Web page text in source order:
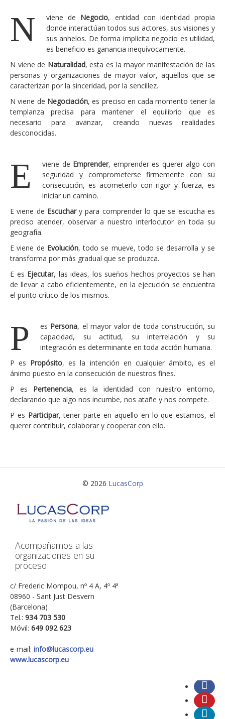
N viene de Negocio, entidad con identidad propia
donde interactúan todos sus actores, sus visiones y
sus anhelos. De forma implícita negocio es utilidad,
es beneficio es ganancia inequívocamente.
N viene de Naturalidad, esta es la mayor manifestación de las
personas y organizaciones de mayor valor, aquellos que se
caracterizan por la sinceridad, por la sencillez.
N viene de Negociación, es preciso en cada momento tener la
templanza precisa para mantener el equilibrio que es
necesario para avanzar, creando nuevas realidades
desconocidas.
E viene de Emprender, emprender es querer algo con
seguridad y comprometerse firmemente con su
consecución, es acometerlo con rigor y fuerza, es
iniciar un camino.
E viene de Escuchary para comprender lo que se escucha es
preciso atender, observar a nuestro interlocutor en toda su
geografía.
E viene de Evolución, todo se mueve, todo se desarrolla y se
transforma por más gradual que se produzca.
E es Ejecutar, las ideas, los sueños hechos proyectos se han
de llevar a cabo eficientemente, en la ejecución se encuentra
el punto crítico de los mismos.
P es Persona, el mayor valor de toda construcción, su
capacidad, su actitud, su interrelación y su
integración es determinante en toda acción humana.
P es Propósito, es la intención en cualquier ámbito, es el
ánimo puesto en la consecución de nuestros fines.
P es Pertenencia, es la identidad con nuestro entorno,
declarando que algo nos incumbe, nos atañe y nos compete.
P es Participar, tener parte en aquello en lo que estamos, el
querer contribuir, colaborar y cooperar con ello.
© 2026 LucasCorp
Acompañamos a las
organizaciones en su
proceso
c/ Frederic Mompou, nº 4 A, 4º 4ª
08960 - Sant Just Desvern
(Barcelona)
Tel.: 934 703 530
Móvil: 649 092 623
e-mail: info@lucascorp.eu
www.lucascorp.eu